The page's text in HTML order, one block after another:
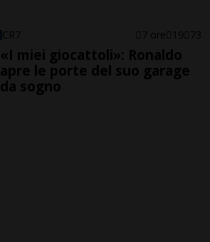
CR7 7 ore 19 73
«I miei giocattoli»: Ronaldo
apre le porte del suo garage
da sogno